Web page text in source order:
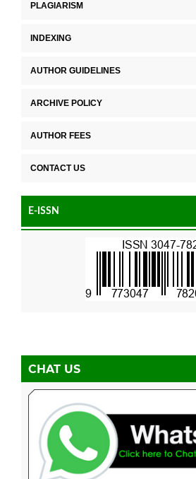
PLAGIARISM
INDEXING
AUTHOR GUIDELINES
ARCHIVE POLICY
AUTHOR FEES
CONTACT US
E-ISSN
CHAT US